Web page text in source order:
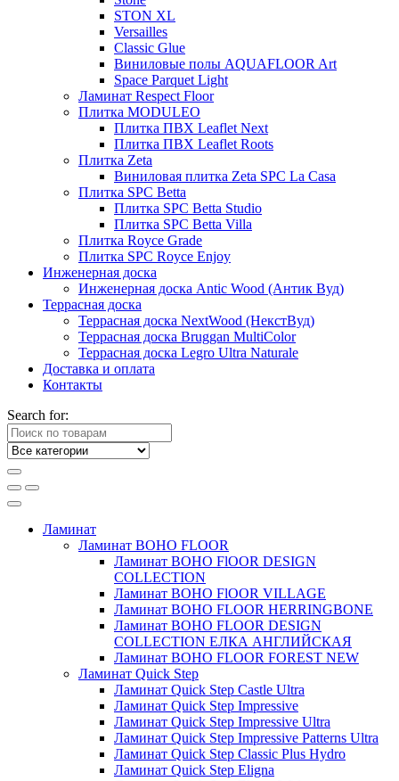
STON XL
Versailles
Classic Glue
Виниловые полы AQUAFLOOR Art
Space Parquet Light
Ламинат Respect Floor
Плитка MODULEO
Плитка ПВХ Leaflet Next
Плитка ПВХ Leaflet Roots
Плитка Zeta
Виниловая плитка Zeta SPC La Casa
Плитка SPC Betta
Плитка SPC Betta Studio
Плитка SPC Betta Villa
Плитка Royce Grade
Плитка SPC Royce Enjoy
Инженерная доска
Инженерная доска Antic Wood (Антик Вуд)
Террасная доска
Террасная доска NextWood (НекстВуд)
Террасная доска Bruggan MultiColor
Террасная доска Legro Ultra Naturale
Доставка и оплата
Контакты
Search for:
Ламинат
Ламинат BOHO FLOOR
Ламинат BOHO FlOOR DESIGN
COLLECTION
Ламинат BOHO FlOOR VILLAGE
Ламинат BOHO FLOOR HERRINGBONE
Ламинат BOHO FLOOR DESIGN
COLLECTION ЕЛКА АНГЛИЙСКАЯ
Ламинат BOHO FLOOR FOREST NEW
Ламинат Quick Step
Ламинат Quick Step Castle Ultra
Ламинат Quick Step Impressive
Ламинат Quick Step Impressive Ultra
Ламинат Quick Step Impressive Patterns Ultra
Ламинат Quick Step Classic Plus Hydro
Ламинат Quick Step Eligna